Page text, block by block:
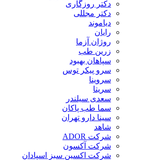
دکتر روزگاری
دکتر مجللی
دیاموند
رایان
روژان آزما
زرین طب
سپاهان بهبود
سرو پیکر توس
سروینا
سریتا
سعدی سیلندر
سما طب پاکان
سینا دارو تهران
شاهد
شرکت ADOR
شرکت آکسون
شرکت اکسین سبز اسپادان